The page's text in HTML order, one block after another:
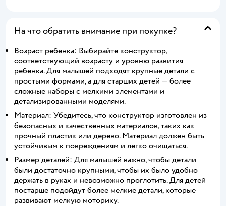
На что обратить внимание при покупке?
Возраст ребенка: Выбирайте конструктор,
соответствующий возрасту и уровню развития
ребенка. Для малышей подходят крупные детали с
простыми формами, а для старших детей — более
сложные наборы с мелкими элементами и
детализированными моделями.
Материал: Убедитесь, что конструктор изготовлен из
безопасных и качественных материалов, таких как
прочный пластик или дерево. Материал должен быть
устойчивым к повреждениям и легко очищаться.
Размер деталей: Для малышей важно, чтобы детали
были достаточно крупными, чтобы их было удобно
держать в руках и невозможно проглотить. Для детей
постарше подойдут более мелкие детали, которые
развивают мелкую моторику.